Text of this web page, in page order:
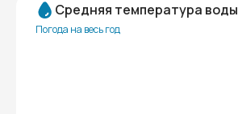
Средняя температура воды
Погода на весь год